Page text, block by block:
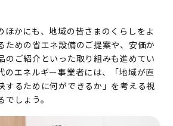
ほかにも、地域の皆さまのくらしをよ
ための省エネ設備のご提案や、安価か
のご紹介といった取り組みも進めてい
のエネルギー事業者には、「地域が直
するために何ができるか」を考える視
しょう。